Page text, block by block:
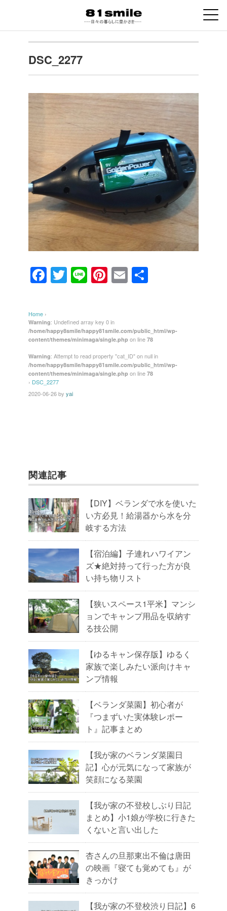
DSC_2277
F
e
b
o
o
k
T
er
Li Pi
e
st
E
Home ›
Warning: Undefined array key 0 in
/home/happy8smile/happy81smile.com/public_html/wp-
content/themes/minimaga/single.php on line 78
Warning: Attempt to read property "cat_ID" on null in
/home/happy8smile/happy81smile.com/public_html/wp-
content/themes/minimaga/single.php on line 78
› DSC_2277
2020-06-26by yai
関連記事
【DIY】ベランダで水を使いた
い方必見！給湯器から水を分
岐する方法
【宿泊編】子連れハワイアン
ズ★絶対持って行った方が良
い持ち物リスト
【狭いスペース1平米】マンシ
ョンでキャンプ用品を収納す
る技公開
【ゆるキャン保存版】ゆるく
家族で楽しみたい派向けキャ
ンプ情報
【ベランダ菜園】初心者が
『つまずいた実体験レポー
ト』記事まとめ
【我が家のベランダ菜園日
記】心が元気になって家族が
笑顔になる菜園
【我が家の不登校しぶり日記
まとめ】小1娘が学校に行きた
くないと言い出した
杏さんの旦那東出不倫は唐田
の映画『寝ても覚めても』が
きっかけ
【我が家の不登校渋り日記】6